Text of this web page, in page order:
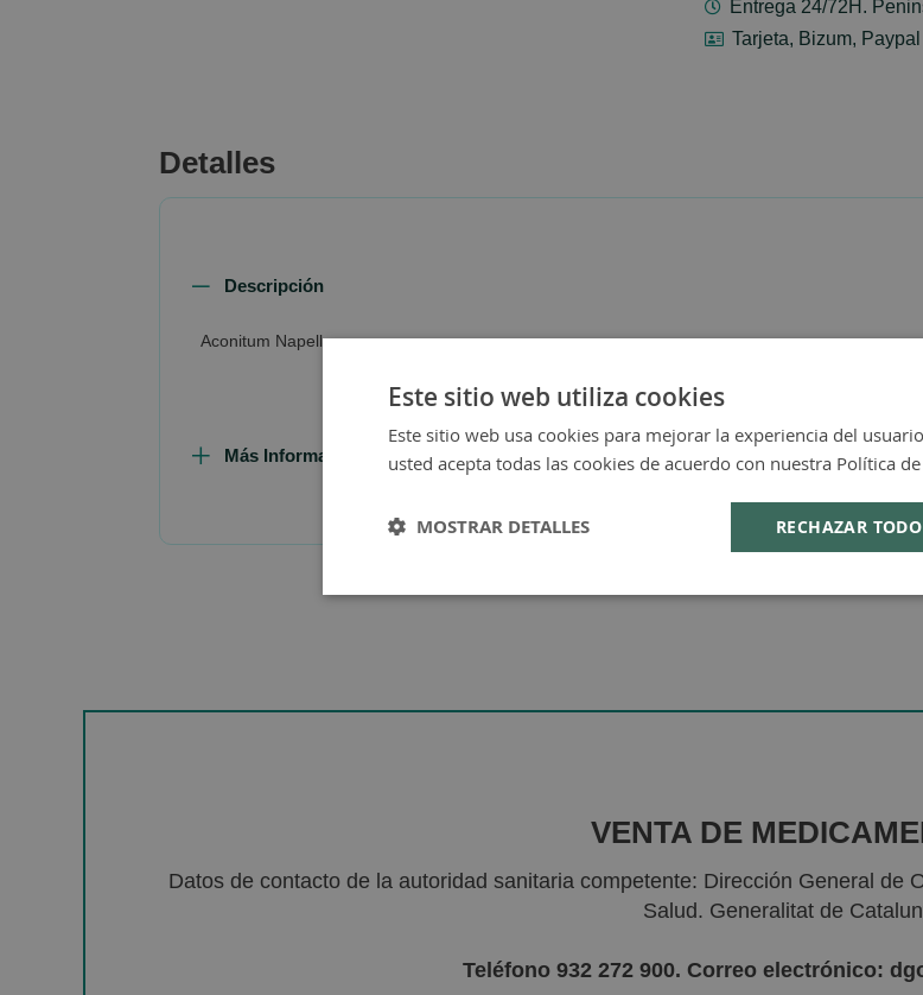
Entrega 24/72H.
Tarjeta, Bizum,
Detalles
Descripción
Aconitum Napellus
Más Información
VENTA DE
Datos de contacto de la autoridad sanitaria competente: Dirección General de
Salud. Generalitat de
Teléfono 932 272 900. Correo electrónico:
Este sitio web utiliza cookies
Este sitio web usa cookies para mejorar la experiencia del
usted acepta todas las cookies de acuerdo con nuestra Política
RECHAZAR TODO
MOSTRAR DETALLES